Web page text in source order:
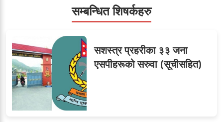
ओएनएमका नाममा अत्याचार :
सब–इन्जिनियरहरुको गम्भीर
ध्यानाकर्षण
७सहसचिवमा प्रथम भएका
विजयकुमार शर्माको लोकसेवा
टिप्स
सम्बन्धित शिषर्कहरु
सशस्त्र प्रहरीका ३३ जना
एसपीहरूको सरुवा (सूचीसहित)